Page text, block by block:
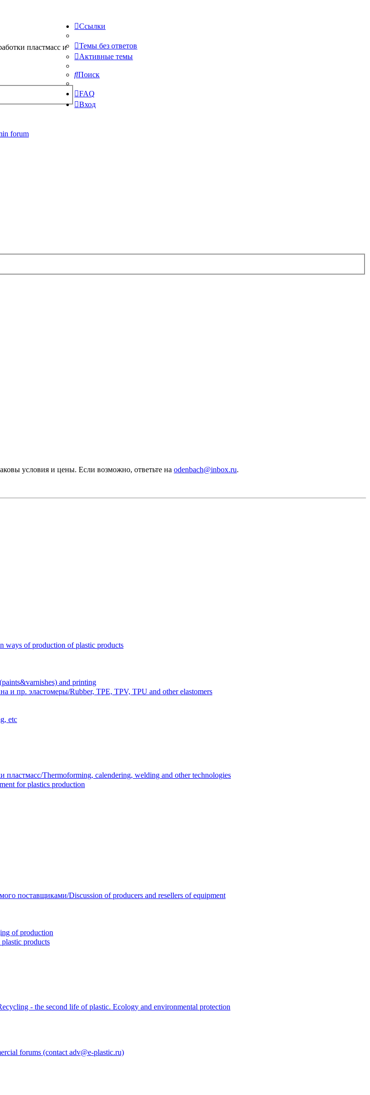
пластмасс и
Ссылки
Темы без ответов
Активные темы
Поиск
FAQ
Вход
forum
условия и цены. Если возможно, ответьте на odenbach@inbox.ru.
ways of production of plastic products
and printing
пр. эластомеры/Rubber, TPE, TPV, TPU and other elastomers
etc
Thermoforming, calendering, welding and other technologies
for plastics production
поставщиками/Discussion of producers and resellers of equipment
of production
products
- the second life of plastic. Ecology and environmental protection
forums (contact adv@e-plastic.ru)